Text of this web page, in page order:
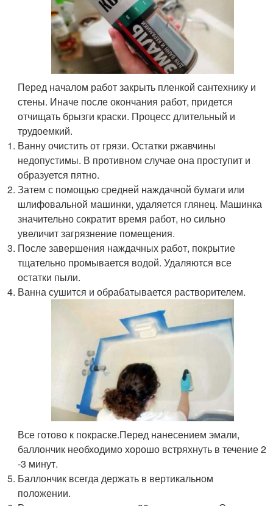
Перед началом работ закрыть пленкой сантехнику и
стены. Иначе после окончания работ, придется
отчищать брызги краски. Процесс длительный и
трудоемкий.
Ванну очистить от грязи. Остатки ржавчины
недопустимы. В противном случае она проступит и
образуется пятно.
Затем с помощью средней наждачной бумаги или
шлифовальной машинки, удаляется глянец. Машинка
значительно сократит время работ, но сильно
увеличит загрязнение помещения.
После завершения наждачных работ, покрытие
тщательно промывается водой. Удаляются все
остатки пыли.
Ванна сушится и обрабатывается растворителем.
Все готово к покраске.Перед нанесением эмали,
баллончик необходимо хорошо встряхнуть в течение 2
-3 минут.
Баллончик всегда держать в вертикальном
положении.